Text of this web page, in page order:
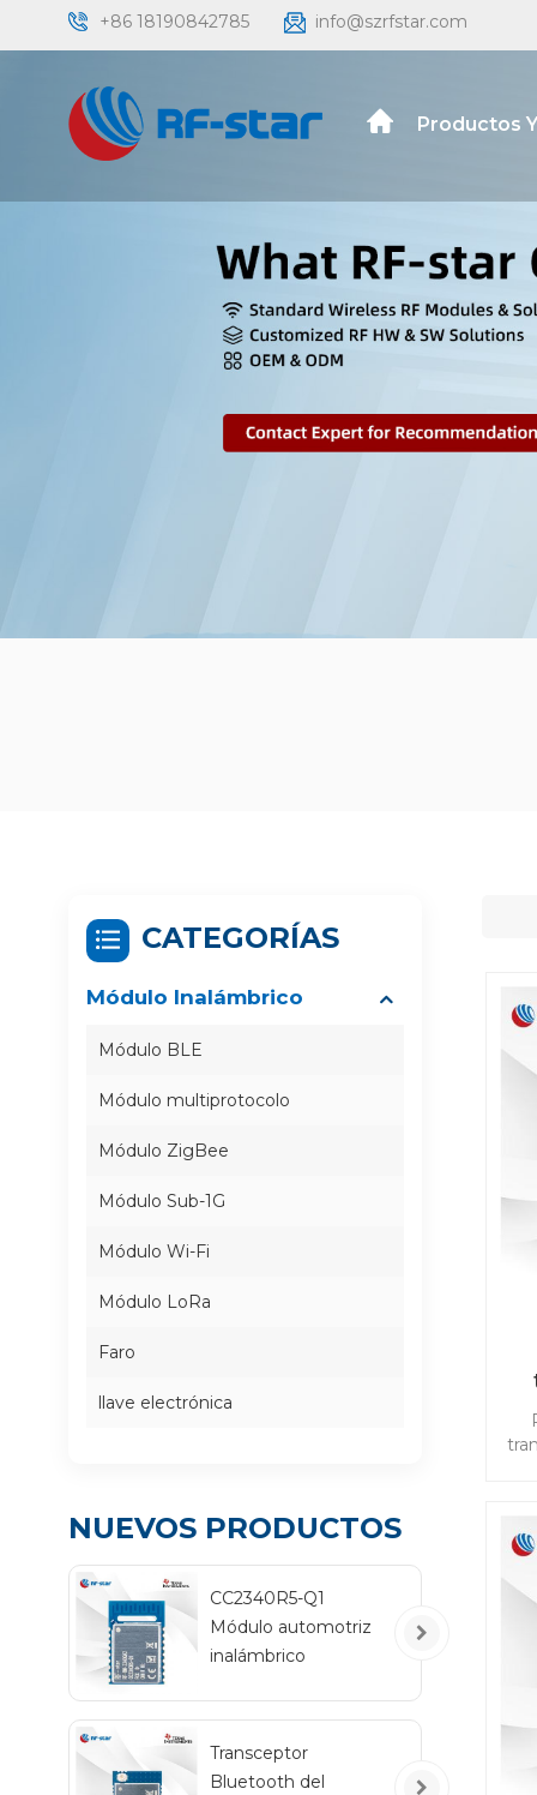
+86 18190842785 info@szrfstar.com
Productos
CATEGORÍAS
Módulo Inalámbrico
Módulo BLE
Módulo multiprotocolo
Módulo ZigBee
Módulo Sub-1G
Módulo Wi-Fi
Módulo LoRa
Faro
llave electrónica
NUEVOS PRODUCTOS
CC2340R5-Q1
Módulo automotriz
inalámbrico
2340QB1
Transceptor
Bluetooth del